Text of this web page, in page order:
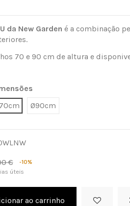
da New Garden é a combinação
70 e 90 cm de altura e
Ø90cm
€ -10%
úteis
ao carrinho